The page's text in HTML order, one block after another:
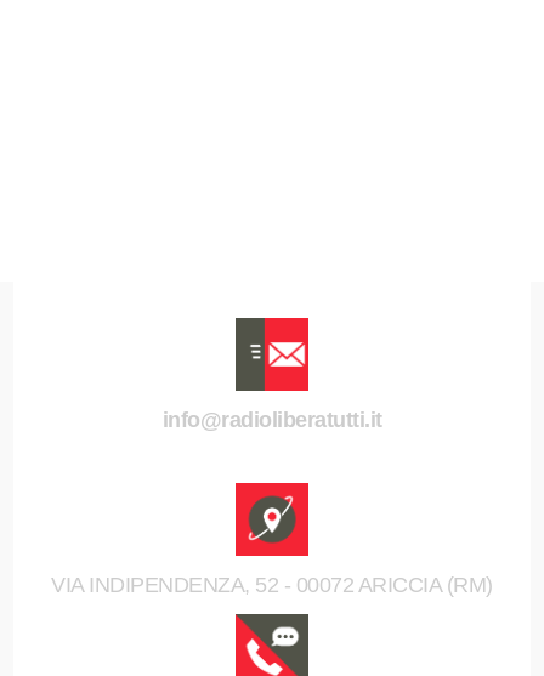
info@radioliberatutti.it
VIA INDIPENDENZA, 52 - 00072 ARICCIA (RM)